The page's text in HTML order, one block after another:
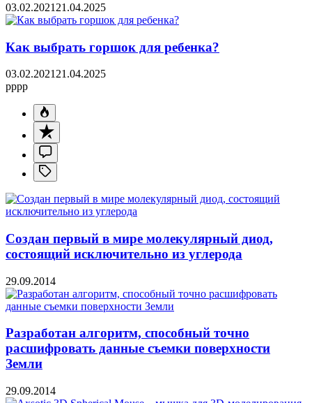
03.02.2021 21.04.2025
Как выбрать горшок для ребенка?
03.02.2021 21.04.2025
pppp
Создан первый в мире молекулярный диод,
состоящий исключительно из углерода
29.09.2014
Разработан алгоритм, способный точно
расшифровать данные съемки поверхности
Земли
29.09.2014